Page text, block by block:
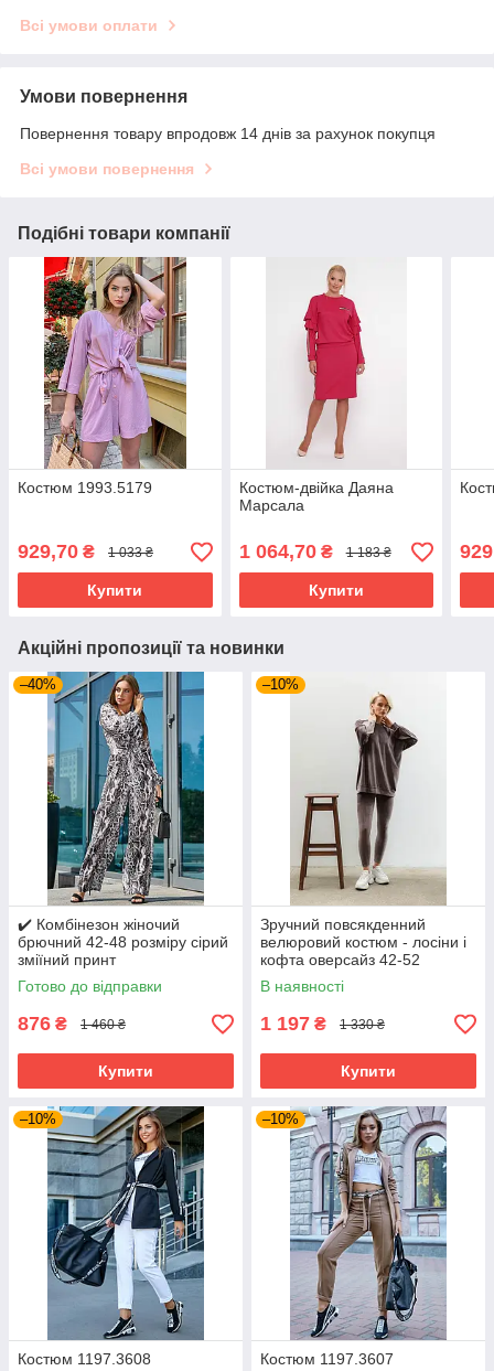
Всі умови оплати
Умови повернення
Повернення товару впродовж 14 днів за рахунок покупця
Всі умови повернення
Подібні товари компанії
Костюм 1993.5179
929,70 ₴ 1 033 ₴
Купити
Костюм-двійка Даяна
Марсала
1 064,70₴ 1 183 ₴
Купити
Акційні пропозиції та новинки
–40%
✔️ Комбінезон жіночий
брючний 42-48 розміру сірий
зміїний принт
Готово до відправки
876 ₴ 1 460 ₴
Купити
–10%
Зручний повсякденний
велюровий костюм - лосіни і
кофта оверсайз 42-52
розміри різні кольори
В наявності
1 197 ₴ 1 330 ₴
Купити
–10%
Костюм 1197.3608
–10%
Костюм 1197.3607